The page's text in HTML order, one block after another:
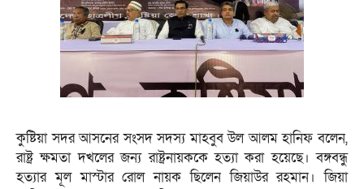
কুষ্টিয়া সদর আসনের সংসদ সদস্য মাহবুব উল আলম হানিফ বলেন,
রাষ্ট্র ক্ষমতা দখলের জন্য রাষ্ট্রনায়ককে হত্যা করা হয়েছে। বঙ্গবন্ধু
হত্যার মূল মাস্টার রোল নায়ক ছিলেন জিয়াউর রহমান। জিয়া